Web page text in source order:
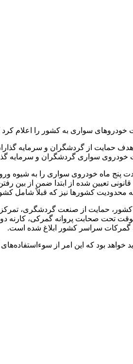
سواری به کشور را اعلام
حمایت از گردشگران و سرمایه
سواری گردشگران و سرمایه
پنج ماه خودروی سواری را به شیوه
محدودیت کشورها نیز که قبلاً
کشور، حمایت از صنعت گردشگری،
بود که این امر از